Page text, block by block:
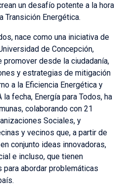
un desafío potente a la hora
Transición Energética.
nace como una iniciativa de
de Concepción,
desde la ciudadanía,
y estrategias de mitigación
a la Eficiencia Energética y
fecha, Energía para Todos, ha
colaborando con 21
Sociales, y
y vecinos que, a partir de
conjunto ideas innovadoras,
e incluso, que tienen
abordar problemáticas